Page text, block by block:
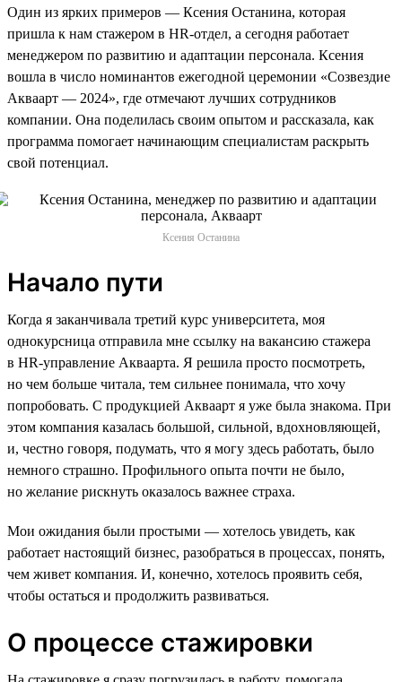
Один из ярких примеров — Ксения Останина, которая
пришла к нам стажером в HR-отдел, а сегодня работает
менеджером по развитию и адаптации персонала. Ксения
вошла в число номинантов ежегодной церемонии «Созвездие
Акваарт — 2024», где отмечают лучших сотрудников
компании. Она поделилась своим опытом и рассказала, как
программа помогает начинающим специалистам раскрыть
свой потенциал.
Ксения Останина
Начало пути
Когда я заканчивала третий курс университета, моя
однокурсница отправила мне ссылку на вакансию стажера
в HR-управление Акваарта. Я решила просто посмотреть,
но чем больше читала, тем сильнее понимала, что хочу
попробовать. С продукцией Акваарт я уже была знакома. При
этом компания казалась большой, сильной, вдохновляющей,
и, честно говоря, подумать, что я могу здесь работать, было
немного страшно. Профильного опыта почти не было,
но желание рискнуть оказалось важнее страха.
Мои ожидания были простыми — хотелось увидеть, как
работает настоящий бизнес, разобраться в процессах, понять,
чем живет компания. И, конечно, хотелось проявить себя,
чтобы остаться и продолжить развиваться.
О процессе стажировки